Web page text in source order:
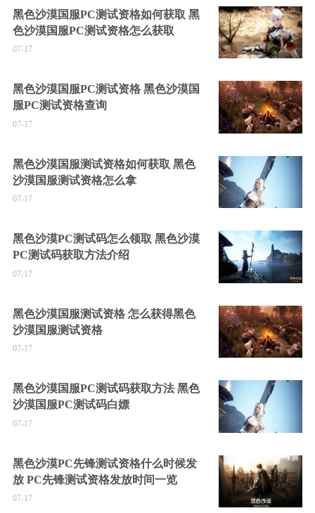
黑色沙漠国服PC测试资格如何获取 黑
色沙漠国服PC测试资格怎么获取
07-17
黑色沙漠国服PC测试资格 黑色沙漠国
服PC测试资格查询
07-17
黑色沙漠国服测试资格如何获取 黑色
沙漠国服测试资格怎么拿
07-17
黑色沙漠PC测试码怎么领取 黑色沙漠
PC测试码获取方法介绍
07-17
黑色沙漠国服测试资格 怎么获得黑色
沙漠国服测试资格
07-17
黑色沙漠国服PC测试码获取方法 黑色
沙漠国服PC测试码白嫖
07-17
黑色沙漠PC先锋测试资格什么时候发
放 PC先锋测试资格发放时间一览
07-17